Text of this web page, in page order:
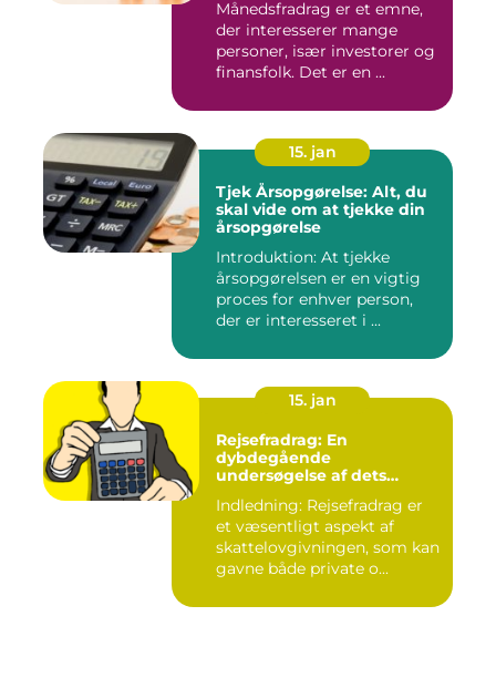
Månedsfradrag er et emne,
der interesserer mange
personer, især investorer og
finansfolk. Det er en ...
15. jan
Tjek Årsopgørelse: Alt, du
skal vide om at tjekke din
årsopgørelse
Introduktion: At tjekke
årsopgørelsen er en vigtig
proces for enhver person,
der er interesseret i ...
15. jan
Rejsefradrag: En
dybdegående
undersøgelse af dets
vigtighed for investorer og
finansfolk
Indledning: Rejsefradrag er
et væsentligt aspekt af
skattelovgivningen, som kan
gavne både private o...